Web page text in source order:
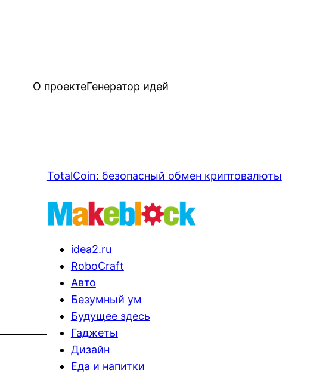
О проектеГенератор идей
TotalCoin: безопасный обмен криптовалюты
idea2.ru
RoboCraft
Авто
Безумный ум
Будущее здесь
Гаджеты
Дизайн
Еда и напитки